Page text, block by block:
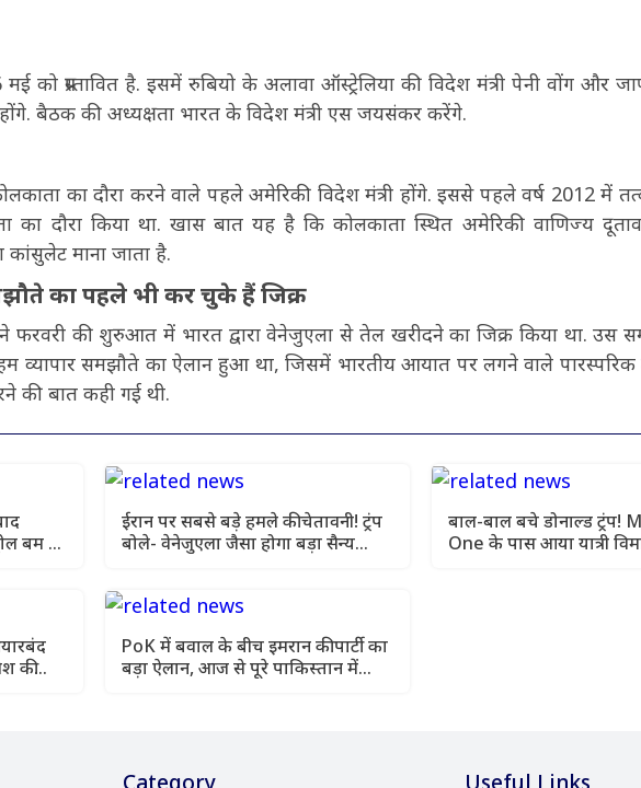
को प्रस्तावित है. इसमें रुबियो के अलावा ऑस्ट्रेलिया की विदेश मंत्री पेनी वोंग और
होंगे. बैठक की अध्यक्षता भारत के विदेश मंत्री एस जयसंकर करेंगे.
का दौरा करने वाले पहले अमेरिकी विदेश मंत्री होंगे. इससे पहले वर्ष 2012 में
का दौरा किया था. खास बात यह है कि कोलकाता स्थित अमेरिकी वाणिज्य
माना जाता है.
का पहले भी कर चुके हैं जिक्र
ने फरवरी की शुरुआत में भारत द्वारा वेनेजुएला से तेल खरीदने का जिक्र किया था. उस
व्यापार समझौते का ऐलान हुआ था, जिसमें भारतीय आयात पर लगने वाले पारस्परिक
की बात कही गई थी.
बम से
ईरान पर सबसे बड़े हमले की चेतावनी! ट्रंप
बोले- वेनेजुएला जैसा होगा बड़ा सैन्य
बाल-बाल बचे डोनाल्ड ट्रंप!
One के पास आया यात्री
की
PoK में बवाल के बीच इमरान की पार्टी का
बड़ा ऐलान, आज से पूरे पाकिस्तान में